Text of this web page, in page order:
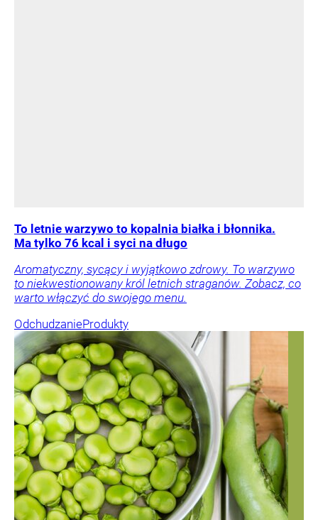
To letnie warzywo to kopalnia białka i błonnika.
Ma tylko 76 kcal i syci na długo
Aromatyczny, sycący i wyjątkowo zdrowy. To warzywo
to niekwestionowany król letnich straganów. Zobacz, co
warto włączyć do swojego menu.
OdchudzanieProdukty